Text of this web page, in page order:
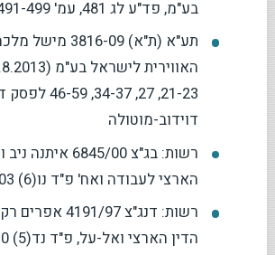
בע"מ, פד"ע לג 481, עמ' 491-499 לפסק הדין
תע"א (ת"א) 3816-
21-23, 27,
דוידוב-מוטולה
רשות: בג"צ 6845/
הארצי לעבודה ואח' פ"ד נו(6) 603
רשות: דנג"צ
הדין הארצי ואל-על, פ"ד נד(5) 330